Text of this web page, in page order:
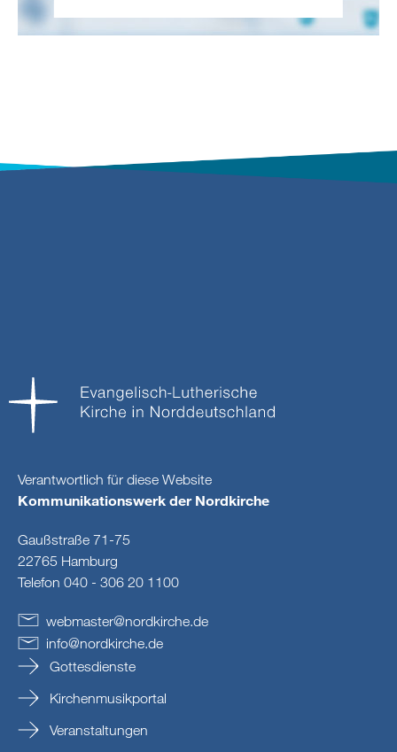
Verantwortlich für diese Website
Kommunikationswerk der Nordkirche
Gaußstraße 71-75
22765 Hamburg
Telefon 040 - 306 20 1100
webmaster@nordkirche de
info@nordkirche.de
Gottesdienste
Kirchenmusikportal
Veranstaltungen